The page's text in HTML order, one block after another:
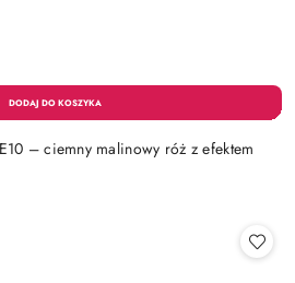
– ciemny malinowy róż z efektem